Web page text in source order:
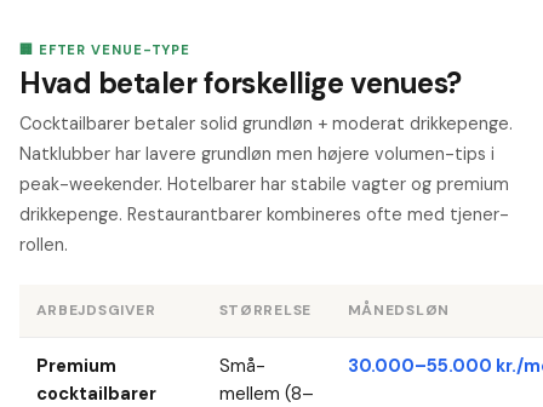
🏢 EFTER VENUE-TYPE
Hvad betaler forskellige venues?
Cocktailbarer betaler solid grundløn + moderat drikkepenge.
Natklubber har lavere grundløn men højere volumen-tips i
peak-weekender. Hotelbarer har stabile vagter og premium
drikkepenge. Restaurantbarer kombineres ofte med tjener-
rollen.
ARBEJDSGIVER STØRRELSE MÅNEDSLØN
Premium
cocktailbarer
Små-
mellem (8–
30.000–55.000 kr./